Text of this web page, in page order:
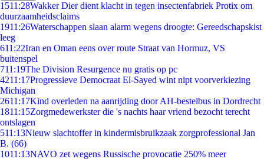
1511:28Wakker Dier dient klacht in tegen insectenfabriek Protix om
duurzaamheidsclaims
1911:26Waterschappen slaan alarm wegens droogte: Gereedschapskist
leeg
611:22Iran en Oman eens over route Straat van Hormuz, VS
buitenspel
711:19The Division Resurgence nu gratis op pc
4211:17Progressieve Democraat El-Sayed wint nipt voorverkiezing
Michigan
2611:17Kind overleden na aanrijding door AH-bestelbus in Dordrecht
1811:15Zorgmedewerkster die 's nachts haar vriend bezocht terecht
ontslagen
511:13Nieuw slachtoffer in kindermisbruikzaak zorgprofessional Jan
B. (66)
1011:13NAVO zet wegens Russische provocatie 250% meer